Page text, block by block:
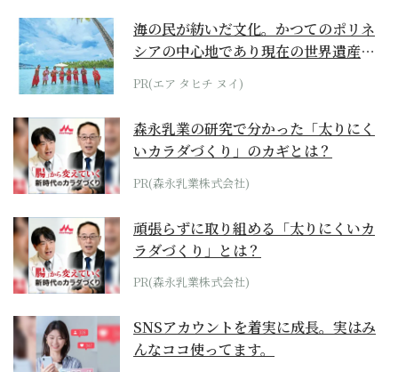
海の民が紡いだ文化。かつてのポリネ
シアの中心地であり現在の世界遺産か
らみえてくる...
PR(エア タヒチ ヌイ)
森永乳業の研究で分かった「太りにく
いカラダづくり」のカギとは？
PR(森永乳業株式会社)
頑張らずに取り組める「太りにくいカ
ラダづくり」とは？
PR(森永乳業株式会社)
SNSアカウントを着実に成長。実はみ
んなココ使ってます。